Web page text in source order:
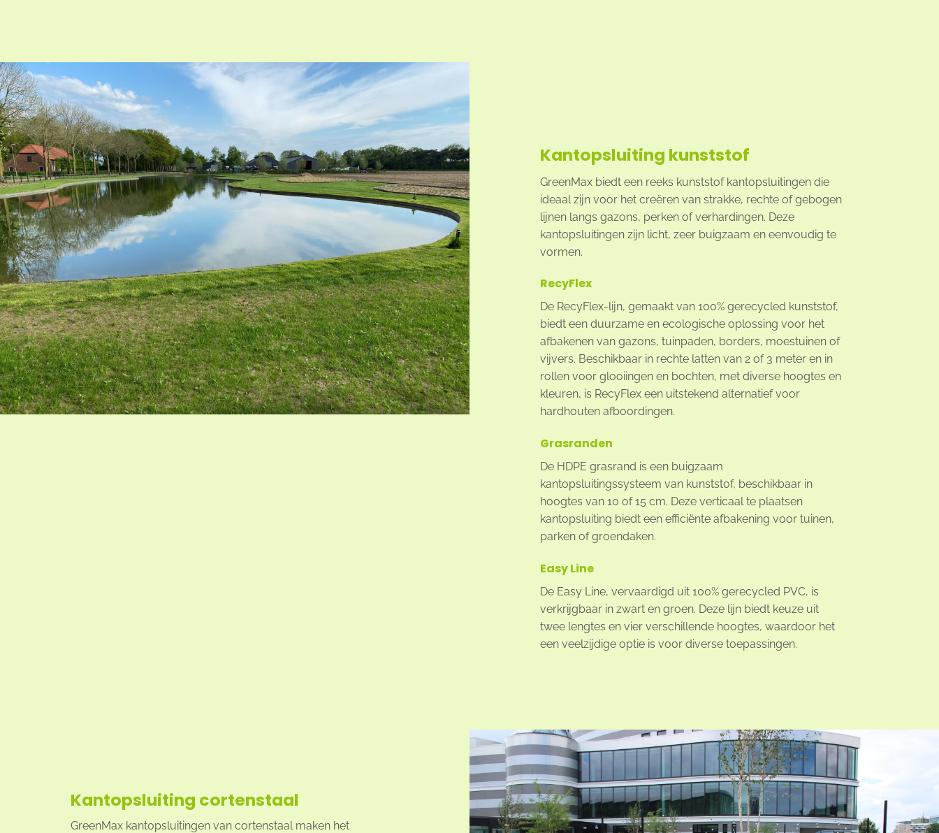
Kantopsluiting kunststof
GreenMax biedt een reeks kunststof kantopsluitingen die
ideaal zijn voor het creëren van strakke, rechte of gebogen
lijnen langs gazons, perken of verhardingen. Deze
kantopsluitingen zijn licht, zeer buigzaam en eenvoudig te
vormen.
RecyFlex
De RecyFlex-lijn, gemaakt van 100% gerecycled kunststof,
biedt een duurzame en ecologische oplossing voor het
afbakenen van gazons, tuinpaden, borders, moestuinen of
vijvers. Beschikbaar in rechte latten van 2 of 3 meter en in
rollen voor glooiingen en bochten, met diverse hoogtes en
kleuren, is RecyFlex een uitstekend alternatief voor
hardhouten afboordingen.
Grasranden
De HDPE grasrand is een buigzaam
kantopsluitingssysteem van kunststof, beschikbaar in
hoogtes van 10 of 15 cm. Deze verticaal te plaatsen
kantopsluiting biedt een efficiënte afbakening voor tuinen,
parken of groendaken.
Easy Line
De Easy Line, vervaardigd uit 100% gerecycled PVC, is
verkrijgbaar in zwart en groen. Deze lijn biedt keuze uit
twee lengtes en vier verschillende hoogtes, waardoor het
een veelzijdige optie is voor diverse toepassingen.
Kantopsluiting cortenstaal
GreenMax kantopsluitingen van cortenstaal maken het